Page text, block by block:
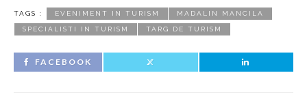
TAGS : EVENIMENT IN TURISM MADALIN MANCILA
SPECIALISTI IN TURISM TARG DE TURISM
FACEBOOK